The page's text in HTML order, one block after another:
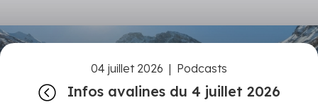
04 juillet 2026 | Podcasts
Infos avalines du 4 juillet 2026